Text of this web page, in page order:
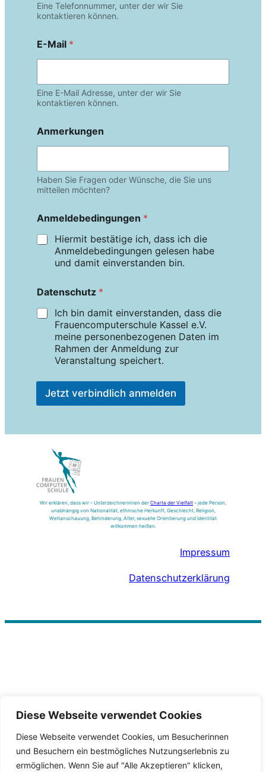
Diese Webseite verwendet Cookies
Diese Webseite verwendet Cookies, um Besucherinnen
und Besuchern ein bestmögliches Nutzungserlebnis zu
ermöglichen. Wenn Sie auf "Alle Akzeptieren" klicken,
Eine Telefonnummer, unter der wir Sie
kontaktieren können.
E-Mail *
Eine E-Mail Adresse, unter der wir Sie
kontaktieren können.
Anmerkungen
Haben Sie Fragen oder Wünsche, die Sie uns
mitteilen möchten?
Anmeldebedingungen *
Hiermit bestätige ich, dass ich die
Anmeldebedingungen gelesen habe
und damit einverstanden bin.
Datenschutz *
Ich bin damit einverstanden, dass die
Frauencomputerschule Kassel e.V.
meine personenbezogenen Daten im
Rahmen der Anmeldung zur
Veranstaltung speichert.
Jetzt verbindlich anmelden
Wir erklären, dass wir – Unterzeichnerinnen der Charta der Vielfalt – jede Person,
unabhängig von Nationalität, ethnische Herkunft, Geschlecht, Religion,
Weltanschauung, Behinderung, Alter, sexuelle Orientierung und Identität
willkommen heißen.
Impressum
Datenschutzerklärung